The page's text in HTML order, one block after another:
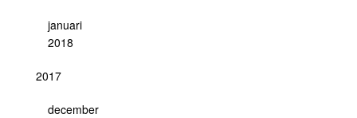
januari
2018
2017
december